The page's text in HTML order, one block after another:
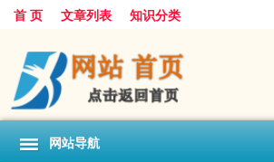
首 页 文章列表 知识分类
网站导航